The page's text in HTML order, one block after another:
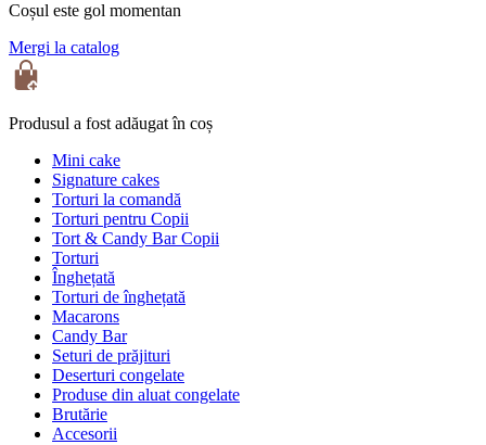
Coșul este gol momentan
Mergi la catalog
Produsul a fost adăugat în coș
Mini cake
Signature cakes
Torturi la comandă
Torturi pentru Copii
Tort & Candy Bar Copii
Torturi
Înghețată
Torturi de înghețată
Macarons
Candy Bar
Seturi de prăjituri
Deserturi congelate
Produse din aluat congelate
Brutărie
Accesorii